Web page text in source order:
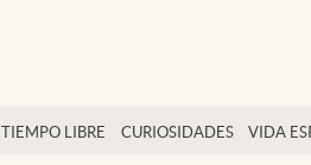
TIEMPO LIBRE CURIOSIDADES VIDA